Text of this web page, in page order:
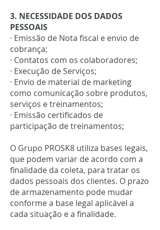
3. NECESSIDADE DOS DADOS
PESSOAIS
· Emissão de Nota fiscal e envio de
cobrança;
· Contatos com os colaboradores;
· Execução de Serviços;
· Envio de material de marketing
como comunicação sobre produtos,
serviços e treinamentos;
· Emissão certificados de
participação de treinamentos;
O Grupo PROSK8 utiliza bases legais,
que podem variar de acordo com a
finalidade da coleta, para tratar os
dados pessoais dos clientes. O prazo
de armazenamento pode mudar
conforme a base legal aplicável a
cada situação e a finalidade.